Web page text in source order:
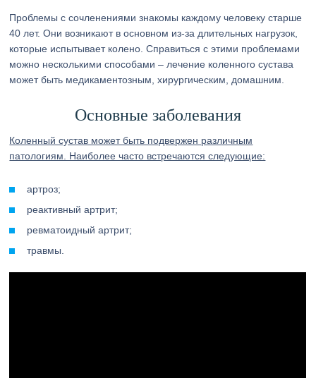
Проблемы с сочленениями знакомы каждому человеку старше
40 лет. Они возникают в основном из-за длительных нагрузок,
которые испытывает колено. Справиться с этими проблемами
можно несколькими способами – лечение коленного сустава
может быть медикаментозным, хирургическим, домашним.
Основные заболевания
Коленный сустав может быть подвержен различным
патологиям. Наиболее часто встречаются следующие:
артроз;
реактивный артрит;
ревматоидный артрит;
травмы.